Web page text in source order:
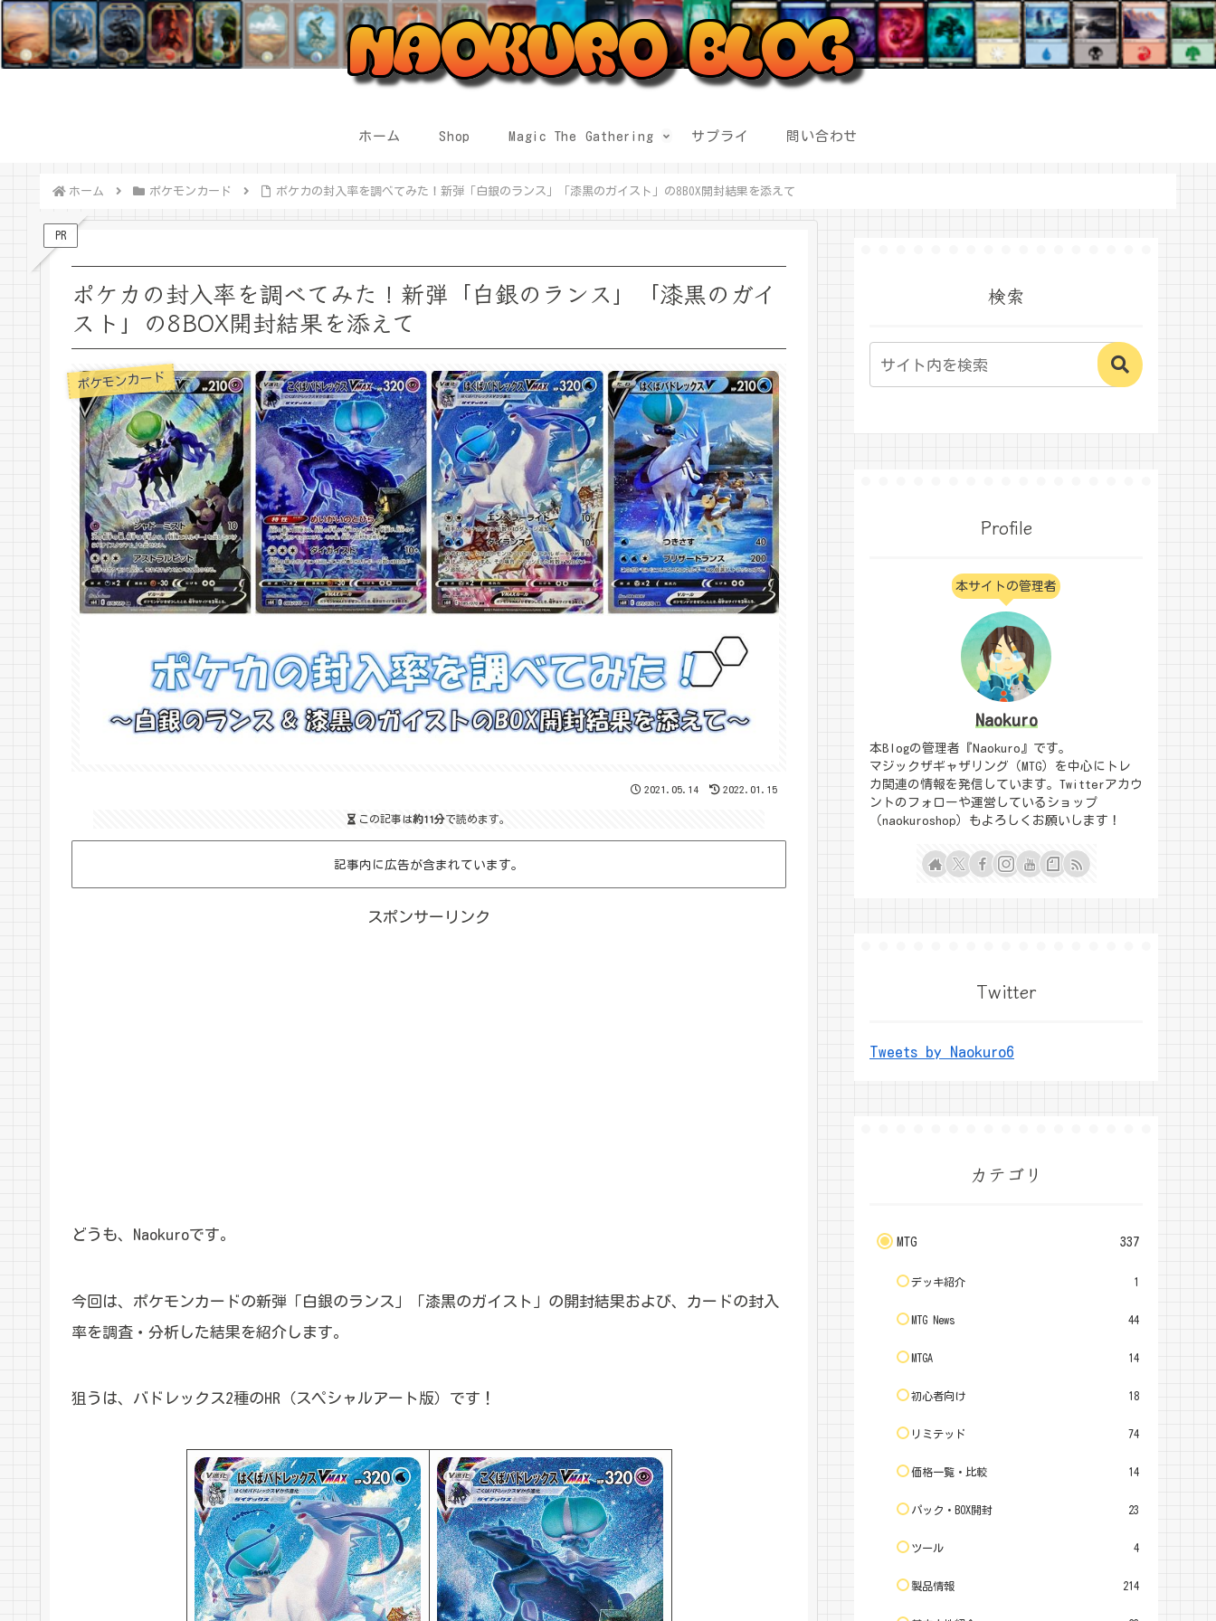
ホーム Shop Magic The Gathering サプライ 問い合わせ
ホーム ポケモンカード ポケカの封入率を調べてみた！新弾「白銀のランス」「漆黒のガイスト」の8BOX開封結果を添えて
PR
ポケカの封入率を調べてみた！新弾「白銀のランス」「漆黒のガイ
スト」の8BOX開封結果を添えて
ポケモンカード
2021.05.14 2022.01.15
この記事は約11分で読めます。
記事内に広告が含まれています。
スポンサーリンク
どうも、Naokuroです。
今回は、ポケモンカードの新弾「白銀のランス」「漆黒のガイスト」の開封結果および、カードの封入
率を調査・分析した結果を紹介します。
狙うは、バドレックス2種のHR（スペシャルアート版）です！
検索
Profile
本サイトの管理者
Naokuro
本Blogの管理者『Naokuro』です。
マジックザギャザリング（MTG）を中心にトレ
カ関連の情報を発信しています。Twitterアカウ
ントのフォローや運営しているショップ
（naokuroshop）もよろしくお願いします！
Twitter
Tweets by Naokuro6
カテゴリ
MTG 337
デッキ紹介 1
MTG News 44
MTGA 14
初心者向け 18
リミテッド 74
価格一覧・比較 14
パック・BOX開封 23
ツール 4
製品情報 214